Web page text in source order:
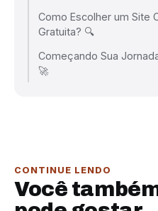
Como Escolher um Site
Gratuita? 🔍
Começando Sua
🚀
CONTINUE LENDO
Você